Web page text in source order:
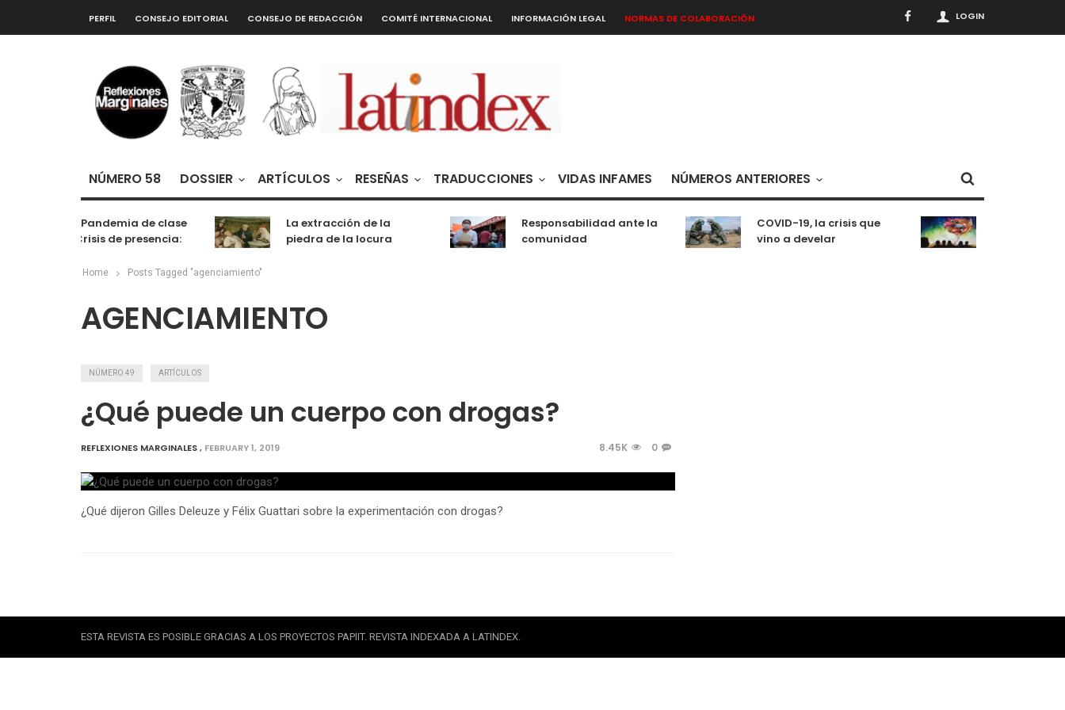
LOGIN
PERFIL CONSEJO EDITORIAL CONSEJO DE REDACCIÓN COMITÉ INTERNACIONAL INFORMACIÓN LEGAL NORMAS DE COLABORACIÓN
NÚMERO 58 DOSSIER ARTÍCULOS RESEÑAS TRADUCCIONES VIDAS INFAMES NÚMEROS ANTERIORES
De la Pandemia de clase
a la Crisis de presencia:
entretenimiento
La extracción de la
piedra de la locura
Responsabilidad ante la
comunidad
COVID-19, la crisis que
vino a develar
Home Posts Tagged "agenciamiento"
AGENCIAMIENTO
NÚMERO 49 ARTÍCULOS
¿Qué puede un cuerpo con drogas?
REFLEXIONES MARGINALES, FEBRUARY 1, 2019 8.45K 0
¿Qué dijeron Gilles Deleuze y Félix Guattari sobre la experimentación con drogas?
ESTA REVISTA ES POSIBLE GRACIAS A LOS PROYECTOS PAPIIT. REVISTA INDEXADA A LATINDEX.